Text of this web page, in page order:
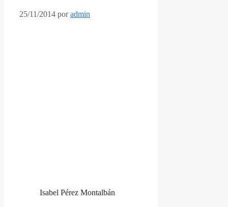
25/11/2014 poradmin
Isabel Pérez Montalbán